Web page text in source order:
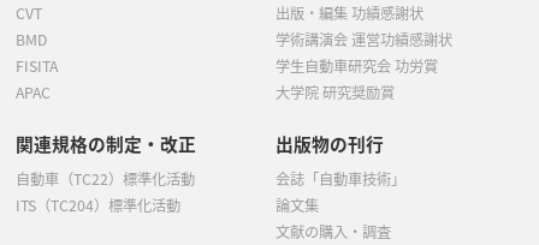
CVT
BMD
FISITA
APAC
出版・編集 功績感謝状
学術講演会 運営功績感謝状
学生自動車研究会 功労賞
大学院 研究奨励賞
関連規格の制定・改正
自動車（TC22）標準化活動
ITS（TC204）標準化活動
出版物の刊行
会誌「自動車技術」
論文集
文献の購入・調査